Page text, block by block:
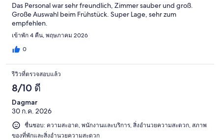
Das Personal war sehr freundlich, Zimmer sauber und groß.
Große Auswahl beim Frühstück. Super Lage, sehr zum
empfehlen.
เข้าพัก 4 คืน, พฤษภาคม 2026
0
รีวิวที่ตรวจสอบแล้ว
8/10 ดี
Dagmar
30 ก.ค. 2026
ชื่นชอบ: ความสะอาด, พนักงานและบริการ, สิ่งอำนวยความสะดวก, สภาพ
ของที่พักและสิ่งอำนวยความสะดวก